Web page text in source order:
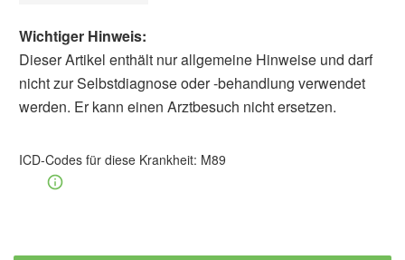
Agarwal, Sanjeev: Osteolysis—basic
Wichtiger Hinweis:
Dieser Artikel enthält nur allgemeine Hinweise und darf
nicht zur Selbstdiagnose oder -behandlung verwendet
werden. Er kann einen Arztbesuch nicht ersetzen.
ICD-Codes für diese Krankheit: M89